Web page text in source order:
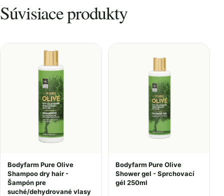
Súvisiace produkty
Bodyfarm Pure Olive
Shampoo dry hair -
Šampón pre
suché/dehydrované vlasy
Bodyfarm Pure Olive
Shower gel - Sprchovací
gél 250ml